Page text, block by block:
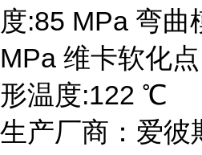
度:85 MPa 弯曲
MPa 维卡软化
形温度:122 ℃
生产厂商：爱彼